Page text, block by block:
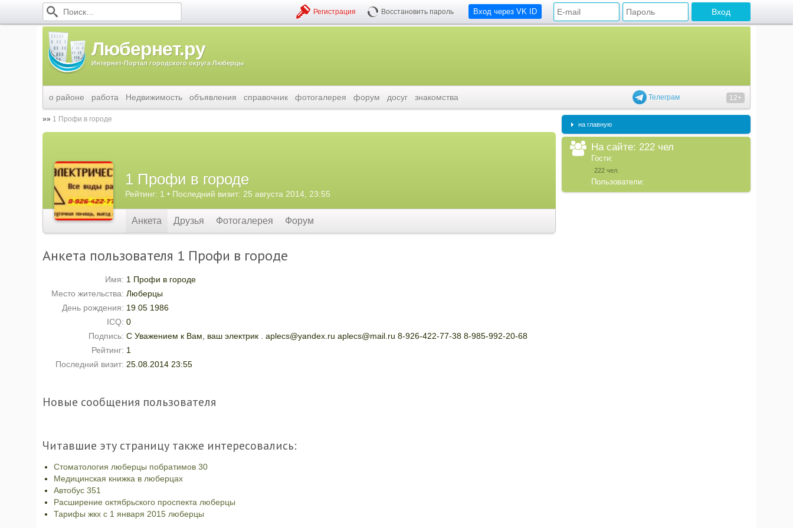
Вход через VK ID
Регистрация Восстановить пароль
Любернет.ру
Интернет-Портал городского округа Люберцы
Телеграм 12+
о районе работа Недвижимость объявления справочник фотогалерея форум досуг знакомства
1 Профи в городе
1 Профи в городе
Рейтинг: 1 • Последний визит: 25 августа 2014, 23:55
Анкета Друзья Фотогалерея Форум
Анкета пользователя 1 Профи в городе
Имя: 1 Профи в городе
Место жительства: Люберцы
День рождения: 19 05 1986
ICQ: 0
Подпись: C Уважением к Вам, ваш электрик . aplecs@yandex.ru aplecs@mail.ru 8-926-422-77-38 8-985-992-20-68
Рейтинг: 1
Последний визит: 25.08.2014 23:55
Новые сообщения пользователя
Читавшие эту страницу также интересовались:
Стоматология люберцы побратимов 30
Медицинская книжка в люберцах
Автобус 351
Расширение октябрьского проспекта люберцы
Тарифы жкх с 1 января 2015 люберцы
на главную
На сайте: 222 чел
Гости:
222 чел.
Пользователи: